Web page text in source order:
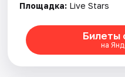
Рейтинги
Площадка: Live Stars
Билеты
на